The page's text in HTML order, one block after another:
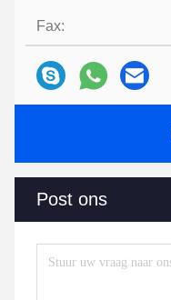
Fax:
Post ons